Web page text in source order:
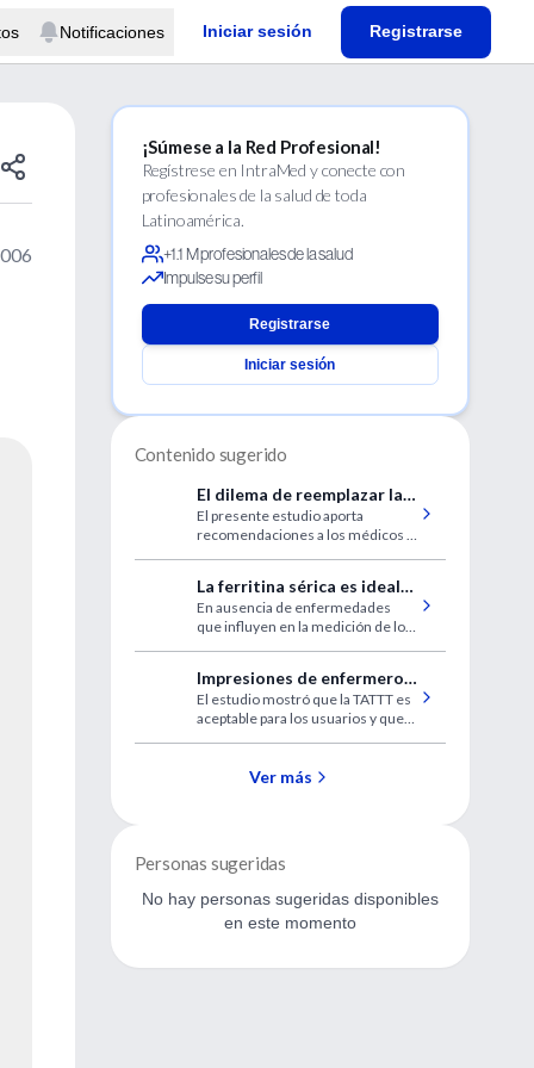
Notificaciones Iniciar sesión Registrarse
¡Súmese a la Red Profesional!
Regístrese en IntraMed y conecte con
profesionales de la salud de toda
Latinoamérica.
+1.1 M profesionales de la salud
Impulse su perfil
Registrarse
Iniciar sesión
Contenido sugerido
El dilema de reemplazar la
válvula aórtica con
estenosis leve o moderada
El presente estudio aporta
recomendaciones a los médicos y
La ferritina sérica es ideal
para la evaluación de los
contenidos ferricos del
organismo
En ausencia de enfermedades
que influyen en la medición de los
laboratorio de ferritina sérica es la
más adecuada.
Impresiones de enfermeros
de triage sobre el uso de la
TATTT
El estudio mostró que la TATTT es
aceptable para los usuarios y que
Ver más
Personas sugeridas
No hay personas sugeridas disponibles
en este momento